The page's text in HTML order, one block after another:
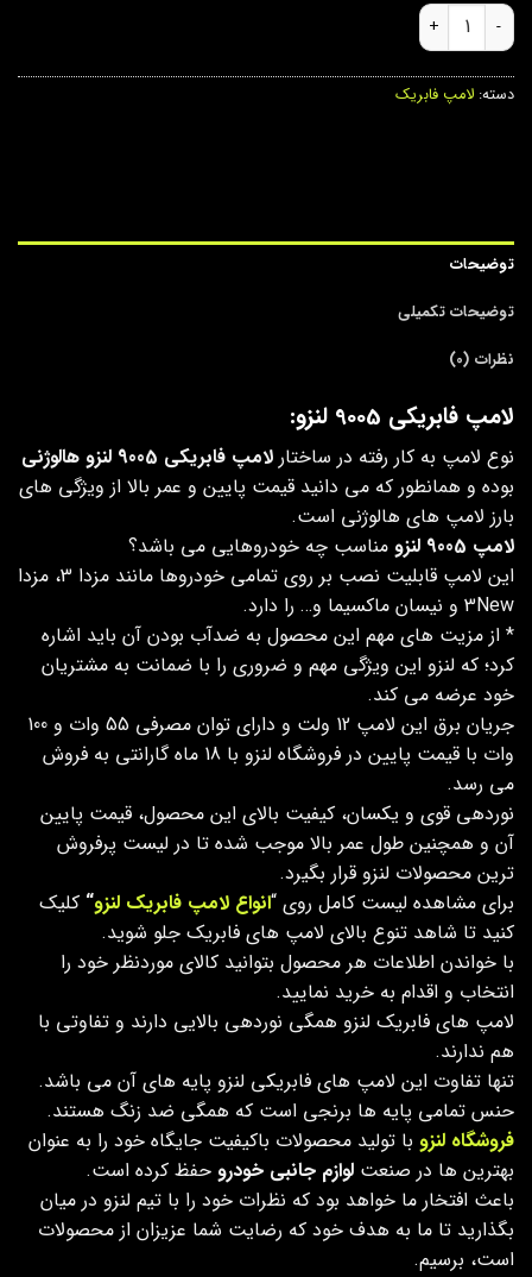
لامپ فابریکی 9005 عدد
دسته: لامپ فابریک
توضیحات
توضیحات تکمیلی
نظرات (0)
لامپ فابریکی 9005 لنزو:
نوع لامپ به کار رفته در ساختار لامپ فابریکی 9005 لنزو هالوژنی
بوده و همانطور که می دانید قیمت پایین و عمر بالا از ویژگی های
بارز لامپ های هالوژنی است.
لامپ 9005 لنزو
مناسب چه خودروهایی می باشد؟
این لامپ قابلیت نصب بر روی تمامی خودروها مانند مزدا 3، مزدا
3New و نیسان ماکسیما و… را دارد.
* از مزیت های مهم این محصول به ضدآب بودن آن باید اشاره
کرد؛ که لنزو این ویژگی مهم و ضروری را با ضمانت به مشتریان
خود عرضه می کند.
جریان برق این لامپ 12 ولت و دارای توان مصرفی 55 وات و 100
وات با قیمت پایین در فروشگاه لنزو با 18 ماه گارانتی به فروش
می رسد.
نوردهی قوی و یکسان، کیفیت بالای این محصول، قیمت پایین
آن و همچنین طول عمر بالا موجب شده تا در لیست پرفروش
ترین محصولات لنزو قرار بگیرد.
برای مشاهده لیست کامل روی “انواع لامپ فابریک لنزو“ کلیک
کنید تا شاهد تنوع بالای لامپ های فابریک جلو شوید.
با خواندن اطلاعات هر محصول بتوانید کالای موردنظر خود را
انتخاب و اقدام به خرید نمایید.
لامپ های فابریک لنزو همگی نوردهی بالایی دارند و تفاوتی با
هم ندارند.
تنها تفاوت این لامپ های فابریکی لنزو پایه های آن می باشد.
حنس تمامی پایه ها برنجی است که همگی ضد زنگ هستند.
فروشگاه لنزو با تولید محصولات باکیفیت جایگاه خود را به عنوان
بهترین ها در صنعت لوازم جانبی خودرو حفظ کرده است.
باعث افتخار ما خواهد بود که نظرات خود را با تیم لنزو در میان
بگذارید تا ما به هدف خود که رضایت شما عزیزان از محصولات
است، برسیم.